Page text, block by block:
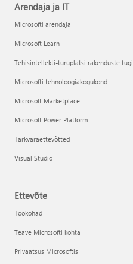
Arendaja ja IT
Microsofti arendaja
Microsoft Learn
Tehisintellekti-turuplatsi rakenduste tugi
Microsofti tehnoloogiakogukond
Microsoft Marketplace
Microsoft Power Platform
Tarkvaraettevõtted
Visual Studio
Ettevõte
Töökohad
Teave Microsofti kohta
Privaatsus Microsoftis